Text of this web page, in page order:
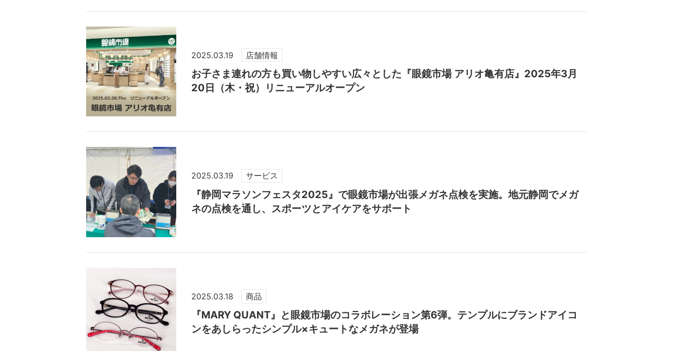
2025.03.19 店舗情報
お子さま連れの方も買い物しやすい広々とした『眼鏡市場 アリオ亀有店』2025年3月
20日（木・祝）リニューアルオープン
2025.03.19 サービス
『静岡マラソンフェスタ2025』で眼鏡市場が出張メガネ点検を実施。地元静岡でメガ
ネの点検を通し、スポーツとアイケアをサポート
2025.03.18 商品
『MARY QUANT』と眼鏡市場のコラボレーション第6弾。テンプルにブランドアイコ
ンをあしらったシンプル×キュートなメガネが登場